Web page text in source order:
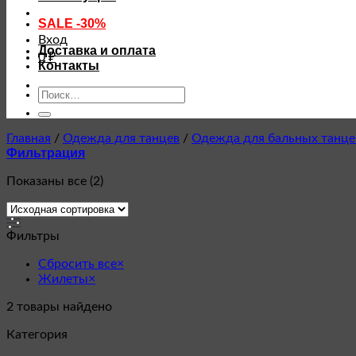
Вход
0₽
SALE -30%
Доставка и оплата
Контакты
Искать:
Главная / Одежда для танцев / Одежда для бальных
Фильтрация
Показаны все (2)
Фильтры
Сбросить все×
Жилеты×
2 товары найдено
Категория